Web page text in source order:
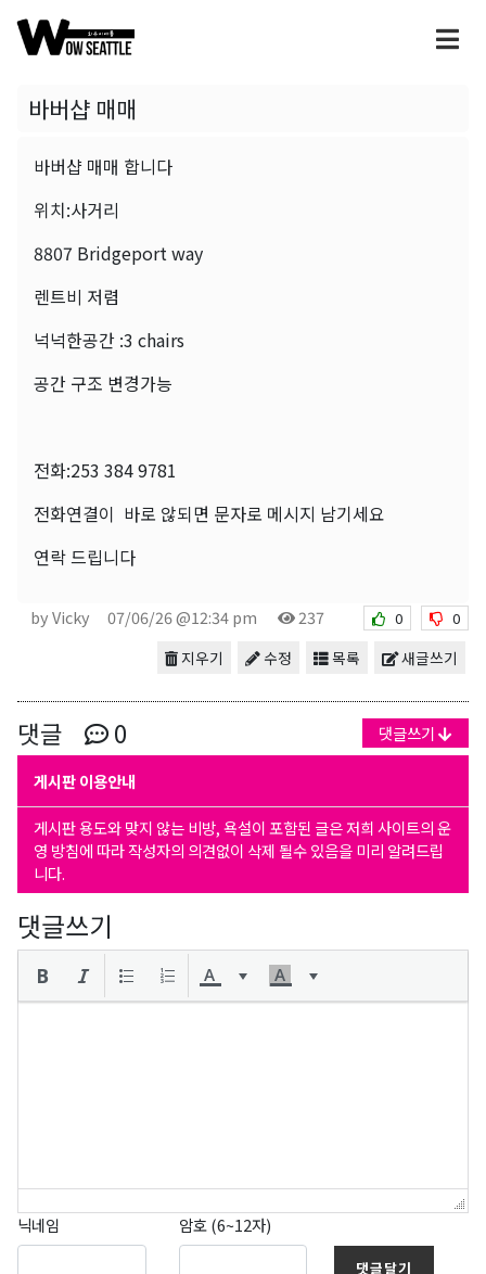
바버샵 매매
바버샵 매매 합니다
위치:사거리
8807 Bridgeport way
렌트비 저렴
넉넉한공간 :3 chairs
공간 구조 변경가능
전화:253 384 9781
전화연결이 바로 않되면 문자로 메시지 남기세요
연락 드립니다
by Vicky 07/06/26 @12:34 pm 237 0 0
새글쓰기
목록
수정
지우기
댓글 0 댓글쓰기
게시판 이용안내
게시판 용도와 맞지 않는 비방, 욕설이 포함된 글은 저희 사이트의 운
영 방침에 따라 작성자의 의견없이 삭제 될수 있음을 미리 알려드립
니다.
댓글쓰기
닉네임 암호 (6~12자)
댓글달기